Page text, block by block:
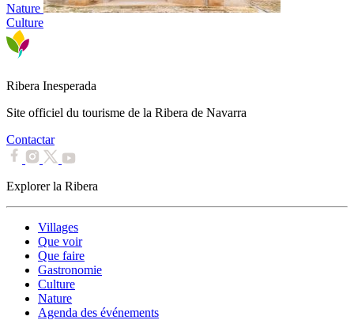
Nature
Culture
Ribera Inesperada
Site officiel du tourisme de la Ribera de Navarra
Contactar
Explorer la Ribera
Villages
Que voir
Que faire
Gastronomie
Culture
Nature
Agenda des événements